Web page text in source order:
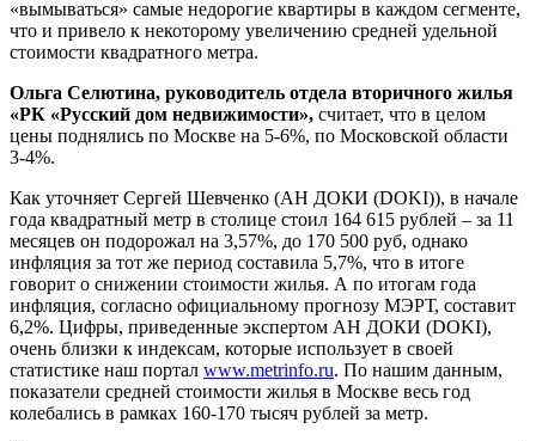
«вымываться» самые недорогие квартиры в каждом сегменте,
что и привело к некоторому увеличению средней удельной
стоимости квадратного метра.
Ольга Селютина, руководитель отдела вторичного жилья
«РК «Русский дом недвижимости», считает, что в целом
цены поднялись по Москве на 5-6%, по Московской области
3-4%.
Как уточняет Сергей Шевченко (АН ДОКИ (DOKI)), в начале
года квадратный метр в столице стоил 164 615 рублей – за 11
месяцев он подорожал на 3,57%, до 170 500 руб, однако
инфляция за тот же период составила 5,7%, что в итоге
говорит о снижении стоимости жилья. А по итогам года
инфляция, согласно официальному прогнозу МЭРТ, составит
6,2%. Цифры, приведенные экспертом АН ДОКИ (DOKI),
очень близки к индексам, которые использует в своей
статистике наш портал www.metrinfo.ru. По нашим данным,
показатели средней стоимости жилья в Москве весь год
колебались в рамках 160-170 тысяч рублей за метр.